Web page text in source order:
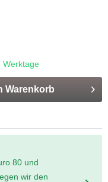
Werktage
Warenkorb
80 und
wir den